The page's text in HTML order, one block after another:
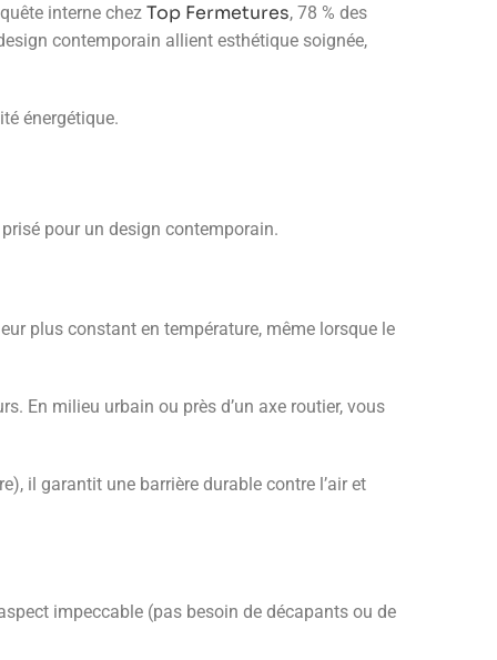
interne chez Top Fermetures, 78 % des
contemporain allient esthétique soignée,
énergétique.
pour un design contemporain.
plus constant en température, même lorsque le
En milieu urbain ou près d’un axe routier, vous
il garantit une barrière durable contre l’air et
impeccable (pas besoin de décapants ou de